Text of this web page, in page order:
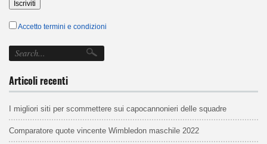
Accetto termini e condizioni
Articoli recenti
I migliori siti per scommettere sui capocannonieri delle squadre
Comparatore quote vincente Wimbledon maschile 2022